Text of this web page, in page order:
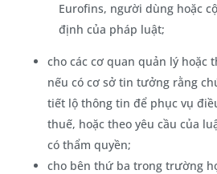
Eurofins, người dùng hoặc
định của pháp luật;
cho các cơ quan quản lý hoặc
nếu có cơ sở tin tưởng rằng
tiết lộ thông tin để phục vụ
thuế, hoặc theo yêu cầu của
có thẩm quyền;
cho bên thứ ba trong trường